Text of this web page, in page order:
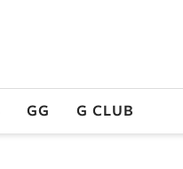
GG G CLUB